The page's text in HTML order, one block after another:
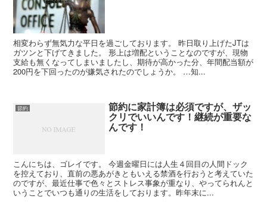
相変わらず無気力な平日を過ごしております。 昨日取り上げたJTは
ガツンと下げてきました。 形上は増配ということなのですが、現物
支給も無くなってしまいましたし、期待が高かった分、年間配当額が
200円を下回ったのが嫌気されたのでしょうか。 …知...
節約 節約に家計簿は必須ですが、ザッ
クリでいいんです！継続が重要な
んです！
こんにちは、ゴレイです。 今週金曜日には人生４回目の人間ドック
を控えており、直前の悪あがきともいえる禁酒を行おうと考えていた
のですが、最近仕事で色々とストレス事象が重なり、やってられんと
いうことでいつも通りの生活をしております。昨年末に...